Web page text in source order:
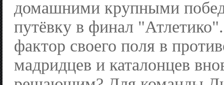
домашними крупными
путёвку в финал
фактор своего поля в
мадридцев и каталонцев